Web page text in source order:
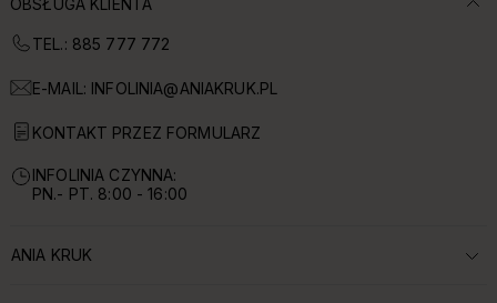
OBSŁUGA KLIENTA
TEL.: 885 777 772
E-MAIL: INFOLINIA@ANIAKRUK.PL
KONTAKT PRZEZ FORMULARZ
INFOLINIA CZYNNA:
PN.- PT. 8:00 - 16:00
ROZWIŃ SEKCJĘ:
ANIA KRUK